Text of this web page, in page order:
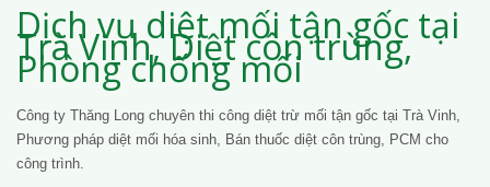
Dịch vụ diệt mối tận gốc tại
Trà Vinh, Diệt côn trùng,
Phòng chống mối
Công ty Thăng Long chuyên thi công diệt trừ mối tận gốc tại Trà Vinh,
Phương pháp diệt mối hóa sinh, Bán thuốc diệt côn trùng, PCM cho
công trình.